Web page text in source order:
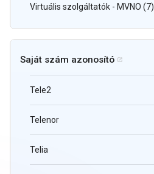
Virtuális szolgáltatók - MVNO (7)
Saját szám azonosító 
Tele2
Telenor
Telia